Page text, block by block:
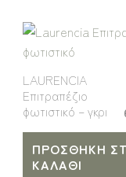
LAURENCIA
Επιτραπέζιο
φωτιστικό – γκρι
ΠΡΟΣΘΉΚΗ
ΚΑΛΆΘΙ